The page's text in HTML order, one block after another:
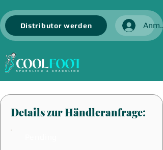
Distributor werden
Details zur Händleranfrage: